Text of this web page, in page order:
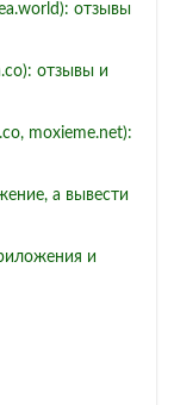
отзывы
отзывы и
moxieme.net):
а вывести
и